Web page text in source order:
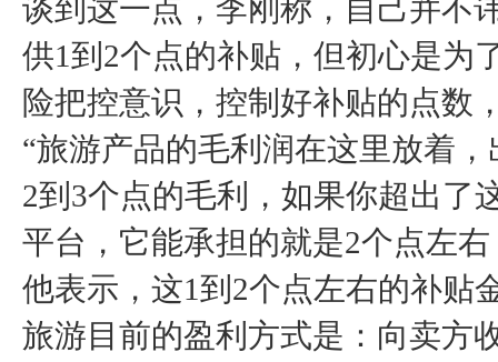
谈到这一点，李刚称，自己并不
供1到2个点的补贴，但初心是为
险把控意识，控制好补贴的点数
“旅游产品的毛利润在这里放着
2到3个点的毛利，如果你超出了
平台，它能承担的就是2个点左
他表示，这1到2个点左右的补贴
旅游目前的盈利方式是：向卖方